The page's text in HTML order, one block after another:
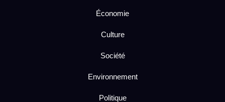
Économie
Culture
Société
Environnement
Politique